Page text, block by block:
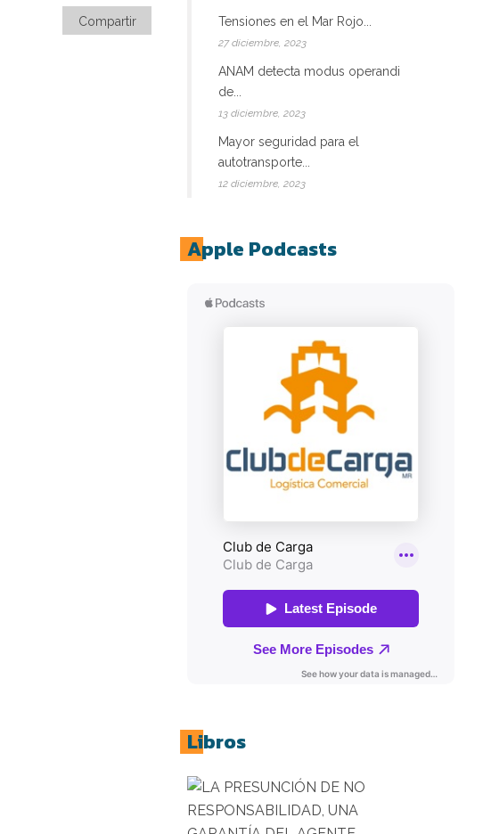
Compartir Tensiones en el Mar Rojo...
27 diciembre, 2023
ANAM detecta modus operandi
de...
13 diciembre, 2023
Mayor seguridad para el
autotransporte...
12 diciembre, 2023
Apple Podcasts
Libros